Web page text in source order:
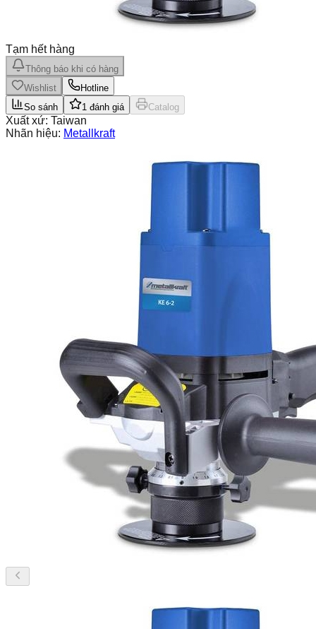
Tạm hết hàng
Thông báo khi có hàng
Wishlist
Hotline
So sánh
1 đánh giá Catalog
Xuất xứ: Taiwan
Nhãn hiệu: Metallkraft